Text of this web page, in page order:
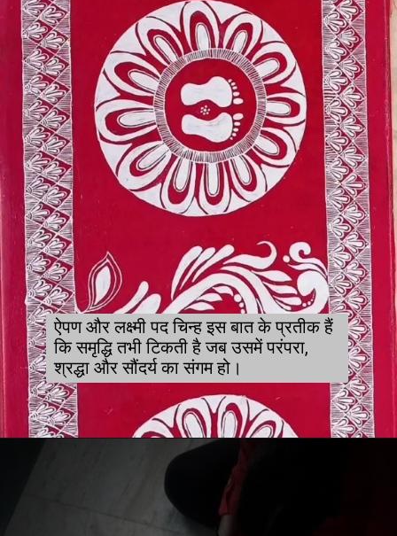
ऐपण और लक्ष्मी पद चिन्ह इस बात के प्रतीक हैं
कि समृद्धि तभी टिकती है जब उसमें परंपरा,
श्रद्धा और सौंदर्य का संगम हो।